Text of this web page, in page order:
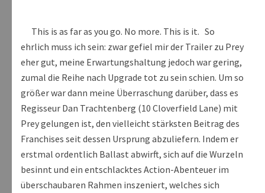
This is as far as you go. No more. This is it. So
ehrlich muss ich sein: zwar gefiel mir der Trailer zu Prey
eher gut, meine Erwartungshaltung jedoch war gering,
zumal die Reihe nach Upgrade tot zu sein schien. Um so
größer war dann meine Überraschung darüber, dass es
Regisseur Dan Trachtenberg (10 Cloverfield Lane) mit
Prey gelungen ist, den vielleicht stärksten Beitrag des
Franchises seit dessen Ursprung abzuliefern. Indem er
erstmal ordentlich Ballast abwirft, sich auf die Wurzeln
besinnt und ein entschlacktes Action-Abenteuer im
überschaubaren Rahmen inszeniert, welches sich